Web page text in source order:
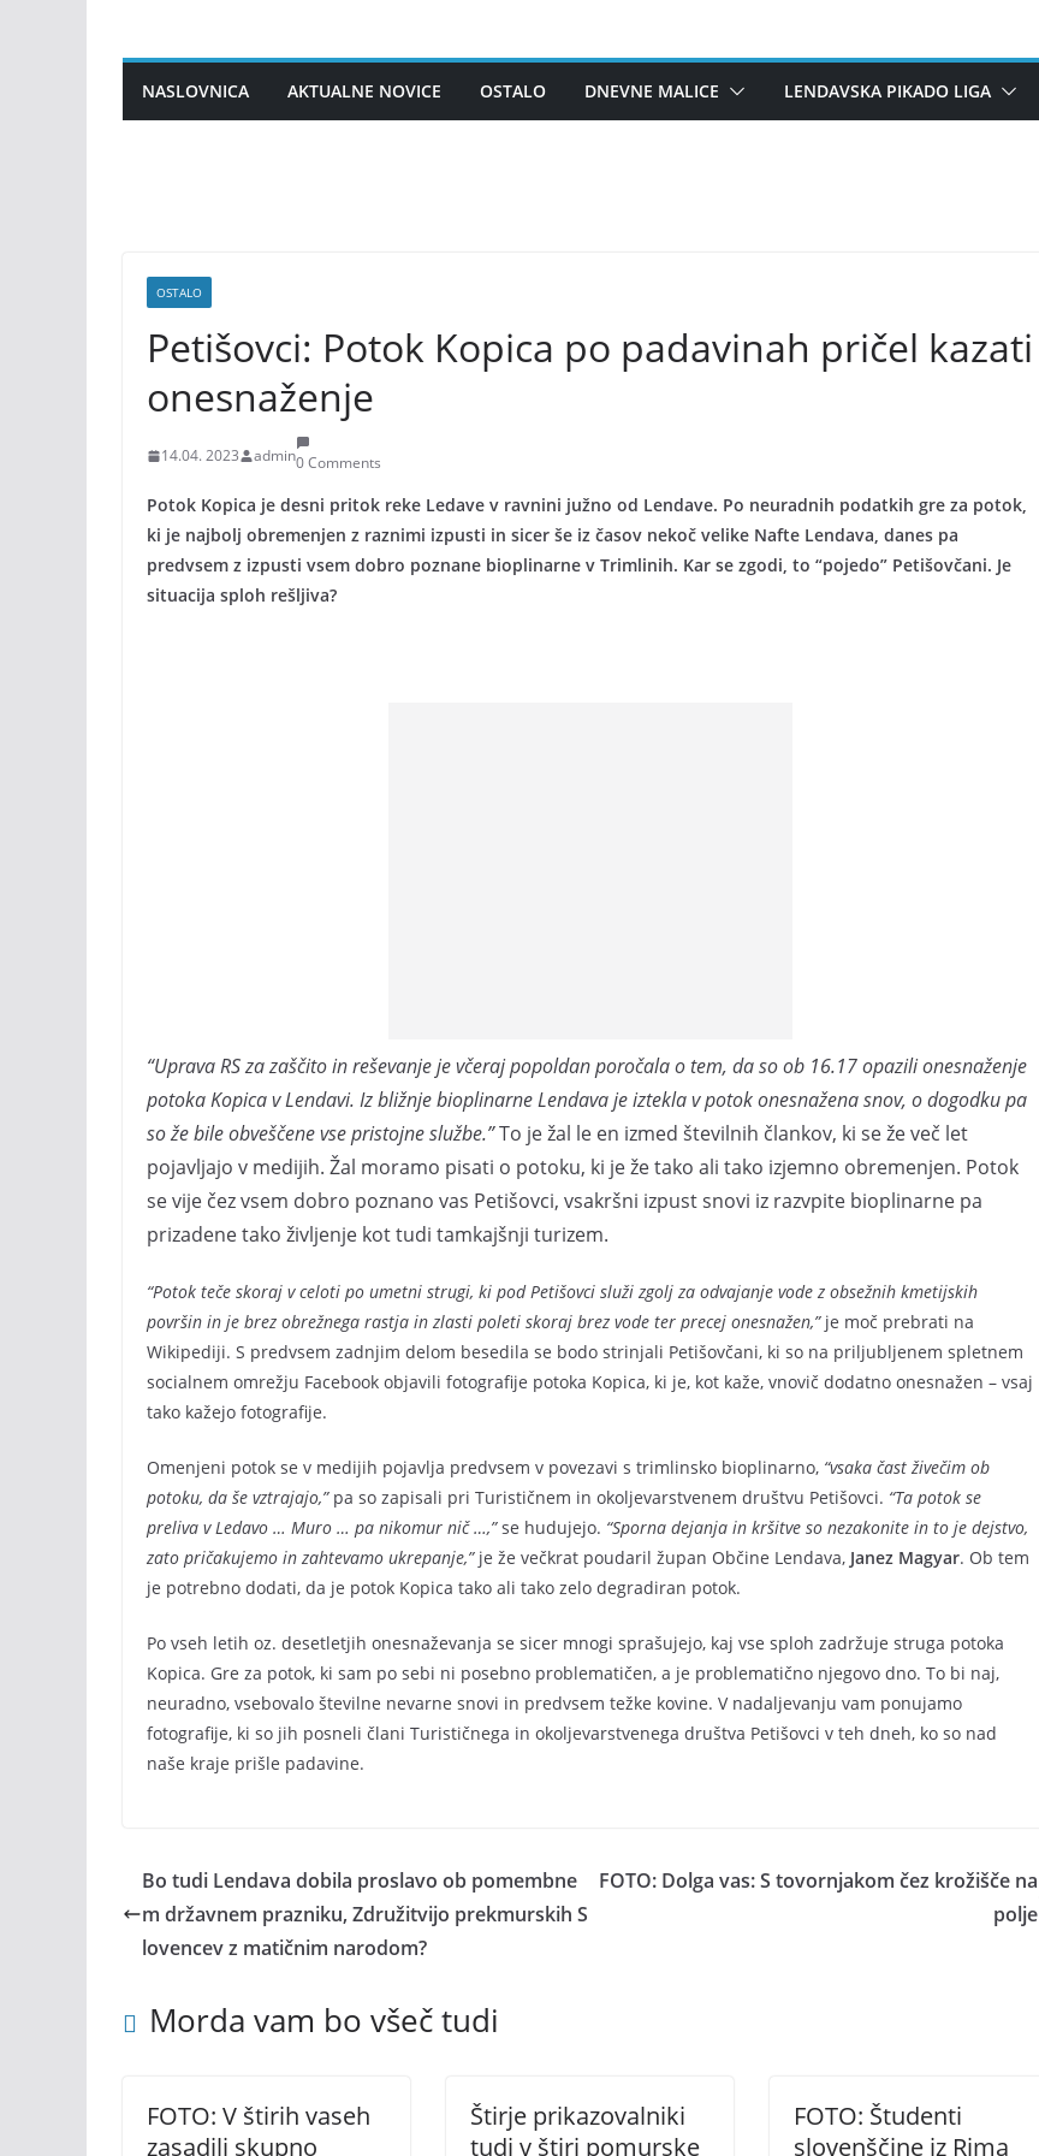
contentNASLOVNICA AKTUALNE NOVICE OSTALO DNEVNE MALICE LENDAVSKA PIKADO LIGA
OSTALO
Petišovci: Potok Kopica po padavinah pričel kazati
onesnaženje
14.04. 2023 admin0 Comments
Potok Kopica je desni pritok reke Ledave v ravnini južno od Lendave. Po neuradnih podatkih gre za potok,
ki je najbolj obremenjen z raznimi izpusti in sicer še iz časov nekoč velike Nafte Lendava, danes pa
predvsem z izpusti vsem dobro poznane bioplinarne v Trimlinih. Kar se zgodi, to “pojedo” Petišovčani. Je
situacija sploh rešljiva?
“Uprava RS za zaščito in reševanje je včeraj popoldan poročala o tem, da so ob 16.17 opazili onesnaženje
potoka Kopica v Lendavi. Iz bližnje bioplinarne Lendava je iztekla v potok onesnažena snov, o dogodku pa
so že bile obveščene vse pristojne službe.”To je žal le en izmed številnih člankov, ki se že več let
pojavljajo v medijih. Žal moramo pisati o potoku, ki je že tako ali tako izjemno obremenjen. Potok
se vije čez vsem dobro poznano vas Petišovci, vsakršni izpust snovi iz razvpite bioplinarne pa
prizadene tako življenje kot tudi tamkajšnji turizem.
“Potok teče skoraj v celoti po umetni strugi, ki pod Petišovci služi zgolj za odvajanje vode z obsežnih kmetijskih
površin in je brez obrežnega rastja in zlasti poleti skoraj brez vode ter precej onesnažen,”je moč prebrati na
Wikipediji. S predvsem zadnjim delom besedila se bodo strinjali Petišovčani, ki so na priljubljenem spletnem
socialnem omrežju Facebook objavili fotografije potoka Kopica, ki je, kot kaže, vnovič dodatno onesnažen – vsaj
tako kažejo fotografije.
Omenjeni potok se v medijih pojavlja predvsem v povezavi s trimlinsko bioplinarno, “vsaka čast živečim ob
potoku, da še vztrajajo,”pa so zapisali pri Turističnem in okoljevarstvenem društvu Petišovci. “Ta potok se
preliva v Ledavo … Muro … pa nikomur nič …,”se hudujejo. “Sporna dejanja in kršitve so nezakonite in to je dejstvo,
zato pričakujemo in zahtevamo ukrepanje,”je že večkrat poudaril župan Občine Lendava, Janez Magyar. Ob tem
je potrebno dodati, da je potok Kopica tako ali tako zelo degradiran potok.
Po vseh letih oz. desetletjih onesnaževanja se sicer mnogi sprašujejo, kaj vse sploh zadržuje struga potoka
Kopica. Gre za potok, ki sam po sebi ni posebno problematičen, a je problematično njegovo dno. To bi naj,
neuradno, vsebovalo številne nevarne snovi in predvsem težke kovine. V nadaljevanju vam ponujamo
fotografije, ki so jih posneli člani Turističnega in okoljevarstvenega društva Petišovci v teh dneh, ko so nad
naše kraje prišle padavine.
Bo tudi Lendava dobila proslavo ob pomembne
m državnem prazniku, Združitvijo prekmurskih S
lovencev z matičnim narodom?
FOTO: Dolga vas: S tovornjakom čez krožišče na
polje
Morda vam bo všeč tudi
FOTO: V štirih vaseh
zasadili skupno
Štirje prikazovalniki
tudi v štiri pomurske
FOTO: Študenti
slovenščine iz Rima